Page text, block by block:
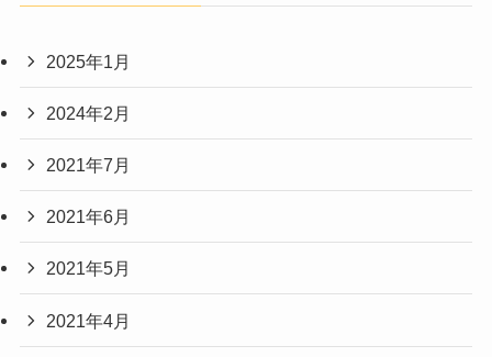
2025年1月
2024年2月
2021年7月
2021年6月
2021年5月
2021年4月